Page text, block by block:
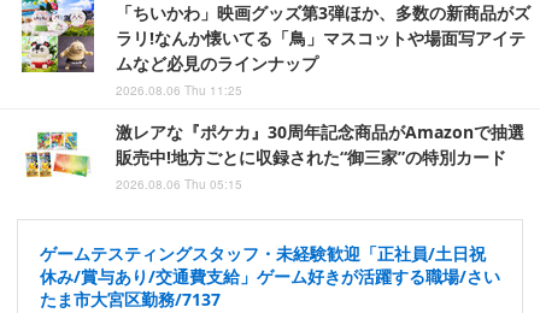
「ちいかわ」映画グッズ第3弾ほか、多数の新商品がズ
ラリ!なんか懐いてる「鳥」マスコットや場面写アイテ
ムなど必見のラインナップ
2026.08.06 Thu 11:25
激レアな『ポケカ』30周年記念商品がAmazonで抽選
販売中!地方ごとに収録された“御三家”の特別カード
2026.08.06 Thu 05:15
ゲームテスティングスタッフ・未経験歓迎「正社員/土日祝
休み/賞与あり/交通費支給」ゲーム好きが活躍する職場/さい
たま市大宮区勤務/7137